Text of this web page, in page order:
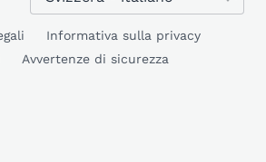
Informativa sulla privacy
Avvertenze di sicurezza